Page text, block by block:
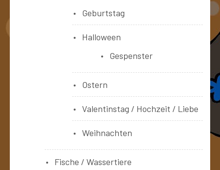
Geburtstag
Halloween
Gespenster
Ostern
Valentinstag / Hochzeit / Liebe
Weihnachten
Fische / Wassertiere